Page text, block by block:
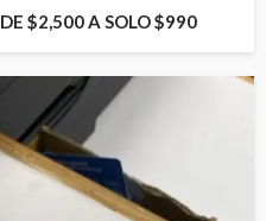
$2,500 A SOLO $990